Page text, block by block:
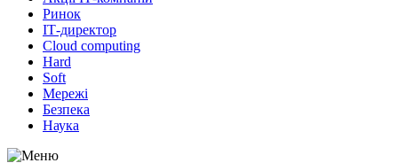
Ринок
ІТ-директор
Cloud computing
Hard
Soft
Мережі
Безпека
Наука